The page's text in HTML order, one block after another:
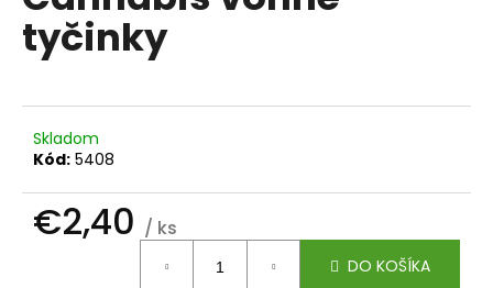
0,0
z
tyčinky
Skladom
Kód: 5408
€2,40 / ks
DO KOŠÍKA
á
j
ť
?